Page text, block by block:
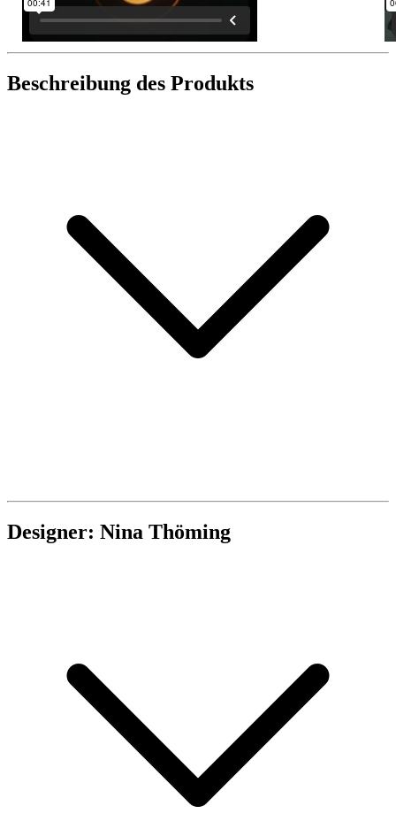
Beschreibung des Produkts
Designer: Nina Thöming